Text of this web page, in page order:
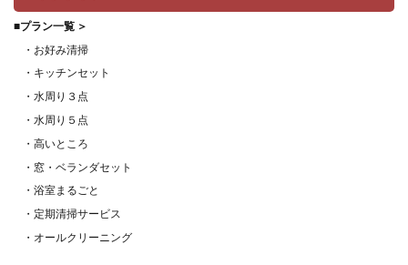
■プラン一覧 ＞
・お好み清掃
・キッチンセット
・水周り３点
・水周り５点
・高いところ
・窓・ベランダセット
・浴室まるごと
・定期清掃サービス
・オールクリーニング